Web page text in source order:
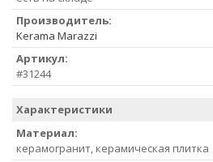
Производитель:
Kerama Marazzi
Артикул:
#31244
Характеристики
Материал:
керамогранит, керамическая плитка